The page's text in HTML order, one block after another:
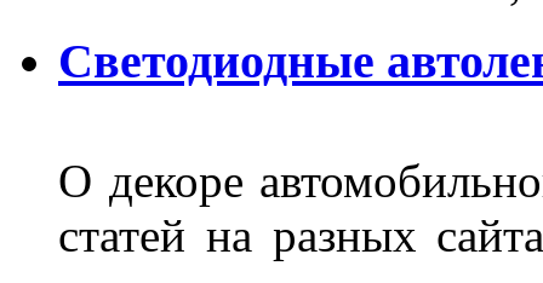
Светодиодные
О декоре
статей на разных